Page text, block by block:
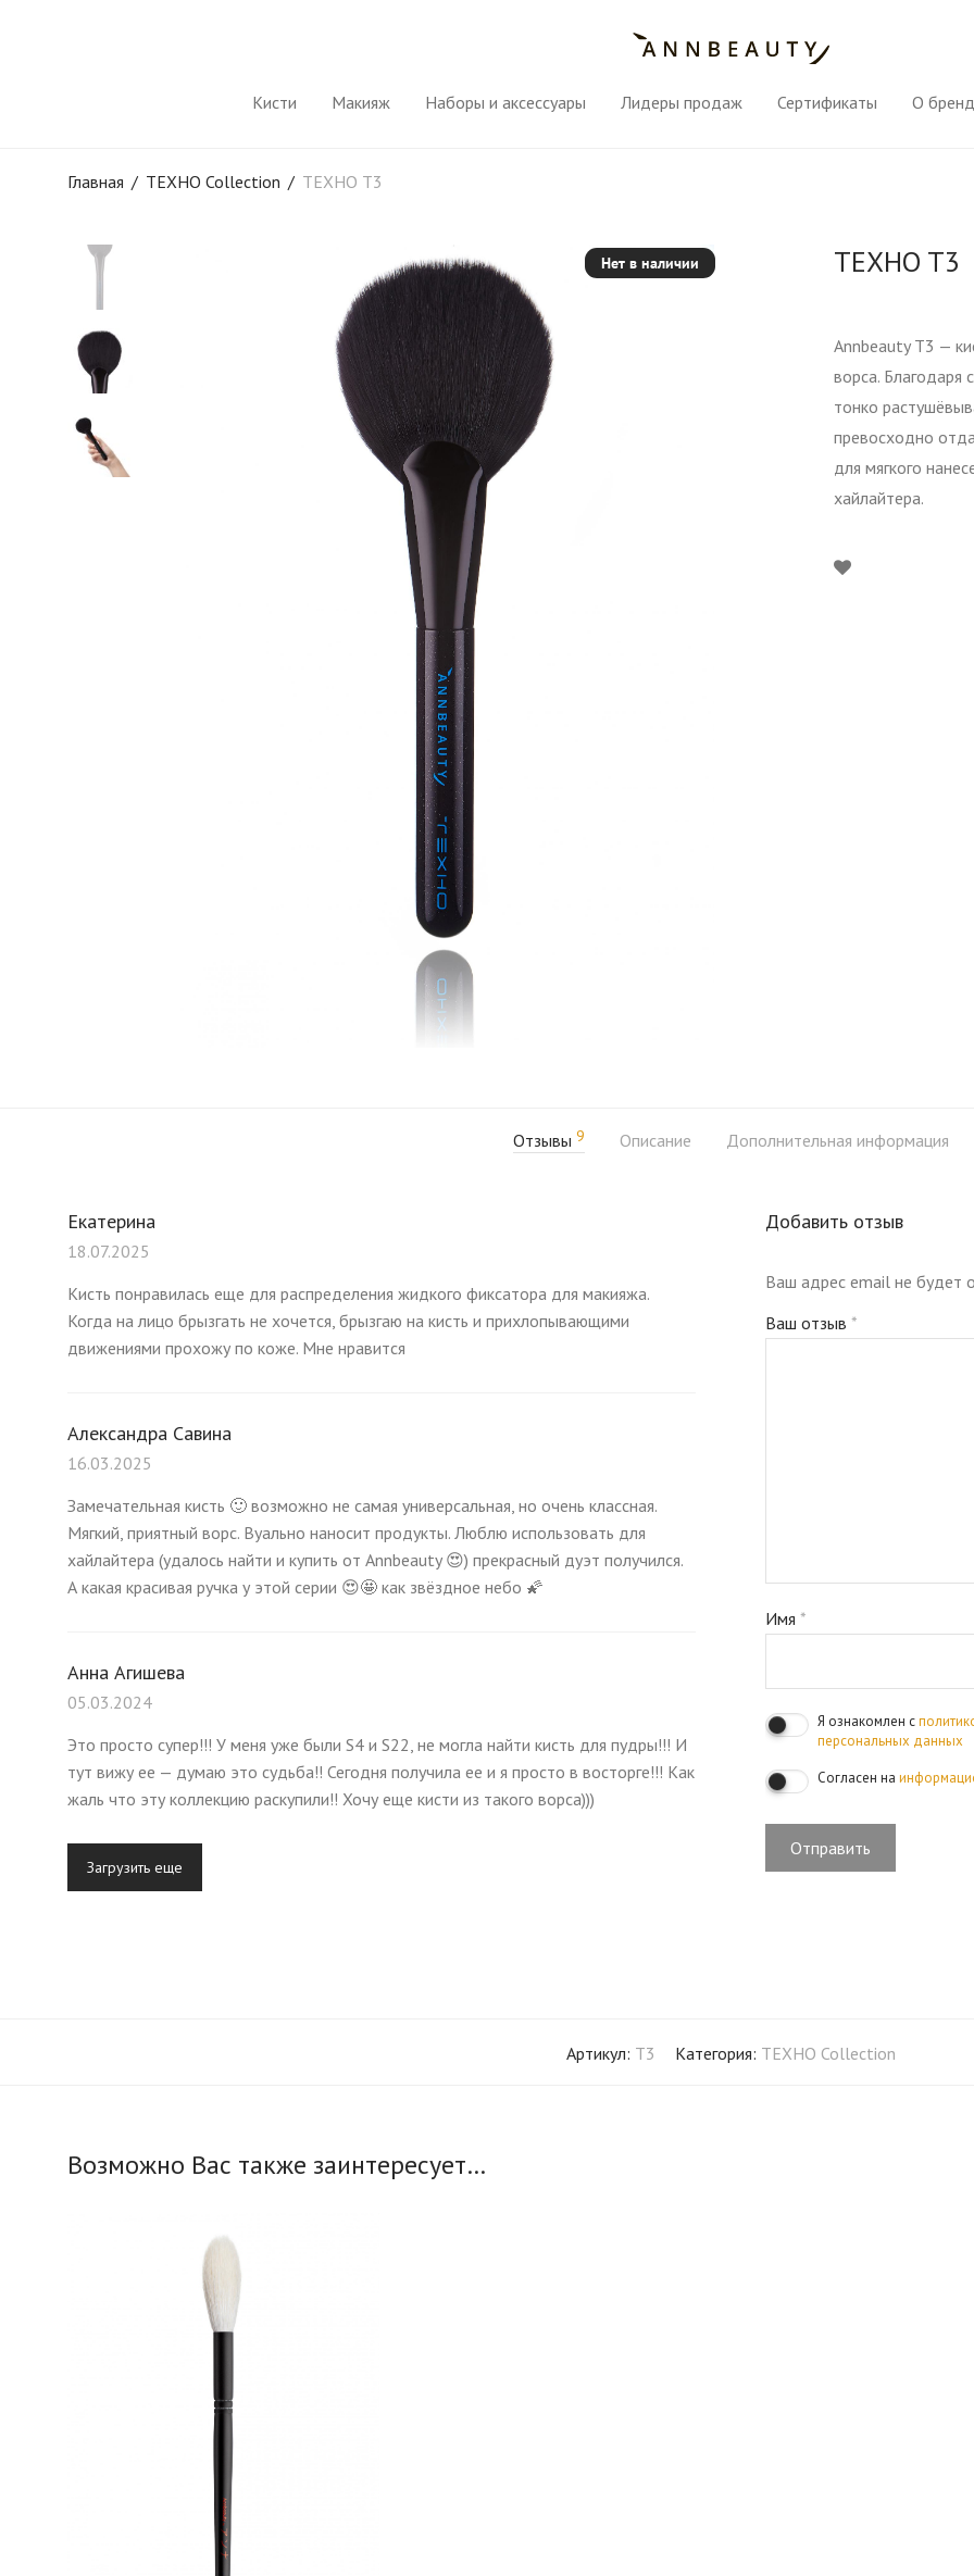
Кисти Макияж Наборы и аксессуары Лидеры продаж Сертификаты О
Главная / TEXHO Collection / TEXHO T3
Нет в наличии TEXHO T3
Annbeauty T3 —
ворса. Благодаря
тонко
превосходно
для мягкого
хайлайтера.
Отзывы 9 Описание Дополнительная информация
Екатерина
18.07.2025
Кисть понравилась еще для распределения жидкого фиксатора для макияжа.
Когда на лицо брызгать не хочется, брызгаю на кисть и прихлопывающими
движениями прохожу по коже. Мне нравится
Александра Савина
16.03.2025
Замечательная кисть 🙂 возможно не самая универсальная, но очень классная.
Мягкий, приятный ворс. Вуально наносит продукты. Люблю использовать для
хайлайтера (удалось найти и купить от Annbeauty 😍) прекрасный дуэт получился.
А какая красивая ручка у этой серии 😍🤩 как звёздное небо 🌠
Анна Агишева
05.03.2024
Это просто супер!!! У меня уже были S4 и S22, не могла найти кисть для пудры!!! И
тут вижу ее — думаю это судьба!! Сегодня получила ее и я просто в восторге!!! Как
жаль что эту коллекцию раскупили!! Хочу еще кисти из такого ворса)))
Загрузить еще
Добавить отзыв
Ваш адрес email не будет
Ваш отзыв *
Имя *
Я ознакомлен с
персональных данных
Согласен на
Артикул: T3 Категория: TEXHO Collection
Возможно Вас также заинтересует…